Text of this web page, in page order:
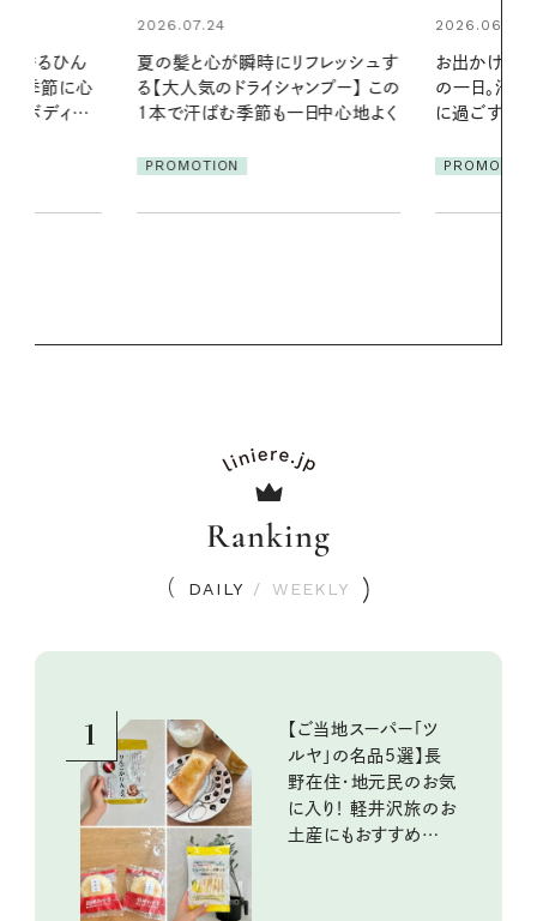
レッシュす
プー】 この
中心地よく
2026.06.01
お出かけ前のひと手間で変わる、夏
の一日。汗ばむ季節を「ごきげん」
に過ごす私の新習慣
PROMOTION
2026.06.01
暑い夏のナイ
える夜の爽
Ranking
DAILY / WEEKLY
1
【ご当地スーパー「ツ
ルヤ」の名品5選】長
野在住・地元民のお気
に入り！ 軽井沢旅のお
土産にもおすすめのお